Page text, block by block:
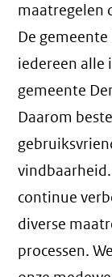
maatregelen
De
iedereen alle
gemeente
Daarom
continue
diverse
processen.